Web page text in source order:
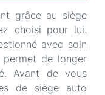
grâce au siège
choisi pour lui.
avec soin
de longer
Avant de vous
de siège auto